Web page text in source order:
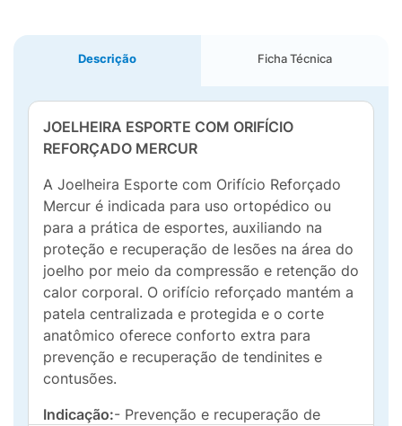
Descrição Ficha Técnica
JOELHEIRA ESPORTE COM ORIFÍCIO
REFORÇADO MERCUR
A Joelheira Esporte com Orifício Reforçado
Mercur é indicada para uso ortopédico ou
para a prática de esportes, auxiliando na
proteção e recuperação de lesões na área do
joelho por meio da compressão e retenção do
calor corporal. O orifício reforçado mantém a
patela centralizada e protegida e o corte
anatômico oferece conforto extra para
prevenção e recuperação de tendinites e
contusões.
Indicação:- Prevenção e recuperação de